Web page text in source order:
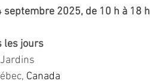
septembre 2025, de 10 h à 18 h
les jours
Canada